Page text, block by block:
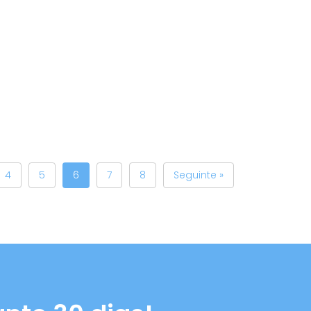
4 5 6 7 8 Seguinte »